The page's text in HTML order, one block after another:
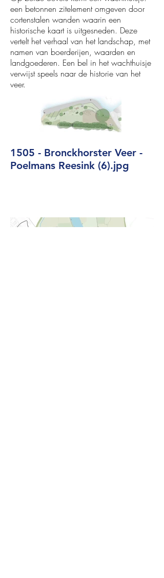
een betonnen zitelement omgeven door
cortenstalen wanden waarin een
historische kaart is uitgesneden. Deze
vertelt het verhaal van het landschap, met
namen van boerderijen, waarden en
landgoederen. Een bel in het wachthuisje
verwijst speels naar de historie van het
veer.
1505 - Bronckhorster Veer -
Poelmans Reesink (6).jpg